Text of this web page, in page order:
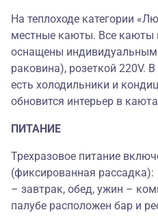
На теплоходе категории
местные каюты. Все каюты
оснащены индивидуальным
раковина), розеткой 220V.
есть холодильники и
обновится интерьер в
ПИТАНИЕ
Трехразовое питание
(фиксированная рассадка):
– завтрак, обед, ужин –
палубе расположен бар и